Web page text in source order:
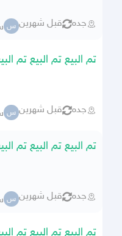
جده قبل شهرين س
تم البيع تم البيع تم
جده قبل شهرين س
تم البيع تم البيع تم
جده قبل شهرين س
تم البيع تم البيع تم